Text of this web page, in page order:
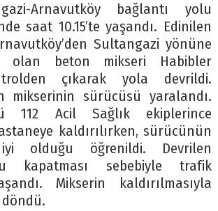
Arnavutköy bağlantı yolu
saat 10.15’te yaşandı. Edinilen
Sultangazi yönüne
olan beton mikseri Habibler
çıkarak yola devrildi.
mikserinin sürücüsü yaralandı.
112 Acil Sağlık ekiplerince
kaldırılırken, sürücünün
olduğu öğrenildi. Devrilen
kapatması sebebiyle trafik
Mikserin kaldırılmasıyla